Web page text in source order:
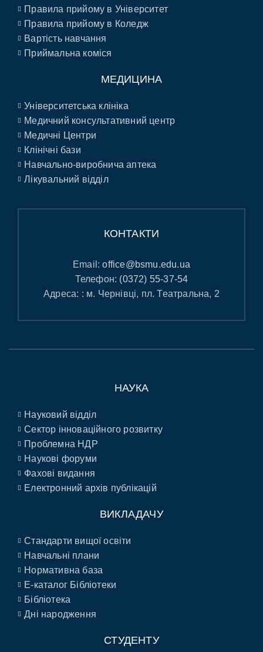
Правила прийому в Університет
Правила прийому в Коледж
Вартість навчання
Приймальна коміся
МЕДИЦИНА
Університетська клініка
Медичний консультативний центр
Медичні Центри
Клінічні бази
Навчально-виробнича аптека
Лікувальний відділ
КОНТАКТИ
Email:office@bsmu.edu.ua
Телефон: (0372) 55-37-54
Адреса: : м. Чернівці, пл. Театральна, 2
НАУКА
Науковий відділ
Сектор інноваційного розвитку
Проблемна НДР
Наукові форуми
Фахові видання
Електронний архів публікацій
ВИКЛАДАЧУ
Стандарти вищої освіти
Навчальні плани
Нормативна база
E-каталог Бібліотеки
Бібліотека
Дні народження
СТУДЕНТУ